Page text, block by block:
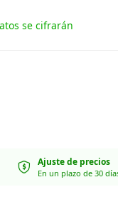
se cifrarán
Ajuste de precios
En un plazo de 30